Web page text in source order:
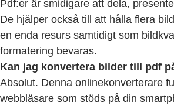
Pdf:er är smidigare att dela,
De hjälper också till att hålla flera
en enda resurs samtidigt som
formatering bevaras.
Kan jag konvertera bilder till pdf
Absolut. Denna onlinekonverterare
webbläsare som stöds på din